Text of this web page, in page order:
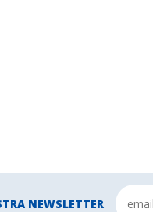
NEWSLETTER